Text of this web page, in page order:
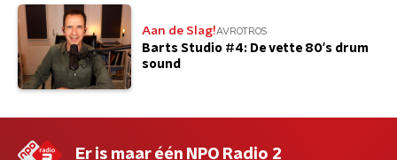
Aan de Slag!AVROTROS
Barts Studio #4: De vette 80's drum
sound
Er is maar één NPO Radio 2